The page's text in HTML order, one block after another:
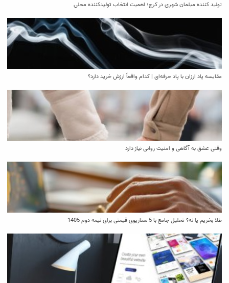
تولید کننده مبلمان شهری در کرج؛ اهمیت انتخاب تولیدکننده محلی
مقایسه پاد ارزان با پاد حرفه‌ای | کدام واقعاً ارزش خرید دارد؟
وقتی عشق به آگاهی و امنیت روانی نیاز دارد
طلا بخریم یا نه؟ تحلیل جامع با 5 سناریوی قیمتی برای نیمه دوم 1405